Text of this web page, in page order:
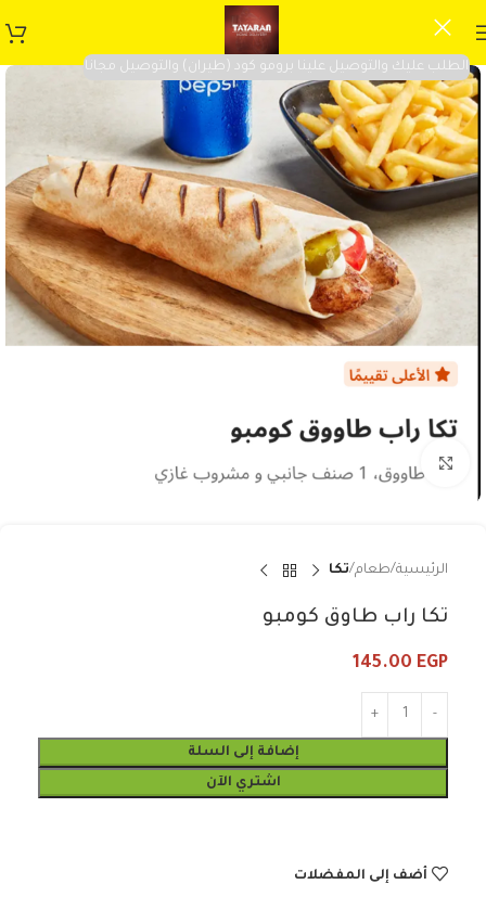
الطلب عليك والتوصيل علينا برومو كود (طيران) والتوصيل مجانا
الرئيسية طعام تكا
تكا راب طاوق كومبو
145.00 EGP
إضافة إلى السلة
اشتري الآن
أضف إلى المفضلات